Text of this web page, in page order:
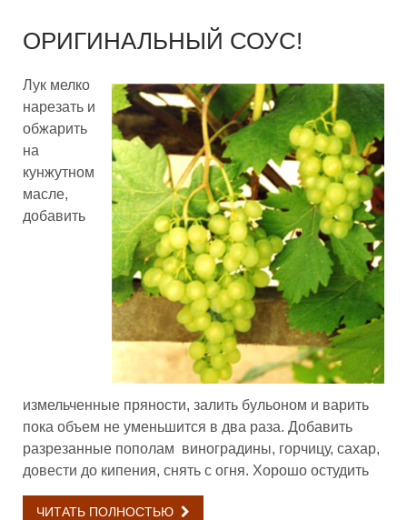
ОРИГИНАЛЬНЫЙ СОУС!
Лук мелко
нарезать и
обжарить
на
кунжутном
масле,
добавить
измельченные пряности, залить бульоном и варить
пока объем не уменьшится в два раза. Добавить
разрезанные пополам виноградины, горчицу, сахар,
довести до кипения, снять с огня. Хорошо остудить
ЧИТАТЬ ПОЛНОСТЬЮ